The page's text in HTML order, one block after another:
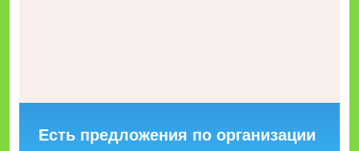
Есть предложения по организации